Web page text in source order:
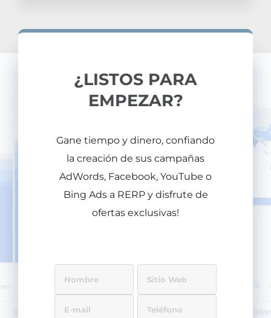
¿LISTOS PARA
EMPEZAR?
Gane tiempo y dinero, confiando
la creación de sus campañas
AdWords, Facebook, YouTube o
Bing Ads a RERP y disfrute de
ofertas exclusivas!